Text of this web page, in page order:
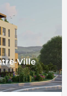
Ville